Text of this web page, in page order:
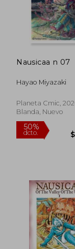
dcto.
Nausicaa n 07
Hayao Miyazaki
Planeta Cmic,
Blanda, Nuevo